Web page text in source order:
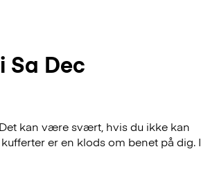
Sa Dec
kan være svært, hvis du ikke kan
er en klods om benet på dig. I